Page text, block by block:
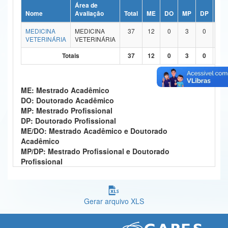
Ministério da Ciência, Tecnologia, Inovações e Comunicações
Ministério do Meio Ambiente
Controladoria-Geral da União
Ministério da Mulher, da Família e dos Direitos Humanos
Secretaria-Geral
Secretaria de Governo
Banco Central do Brasil
Nome
Área de
Avaliação
Total ME DO MP DP
MEDICINA
VETERINÁRIA
MEDICINA
VETERINÁRIA
37 12 0 3 0
Totais 37 12 0 3 0
ME: Mestrado Acadêmico
DO: Doutorado Acadêmico
MP: Mestrado Profissional
DP: Doutorado Profissional
ME/DO: Mestrado Acadêmico e Doutorado
Acadêmico
MP/DP: Mestrado Profissional e Doutorado
Profissional
Gerar arquivo XLS